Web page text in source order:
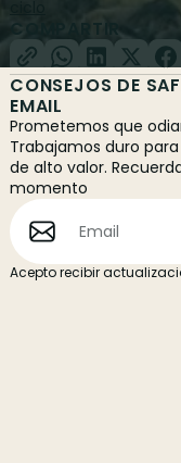
COMPARTIR
CONSEJOS DE
EMAIL
Prometemos que
Trabajamos duro
de alto valor.
momento
Acepto recibir